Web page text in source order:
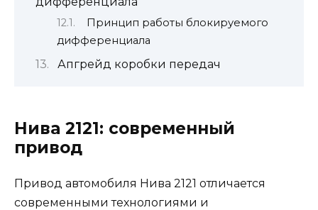
Принцип работы блокируемого
дифференциала
Апгрейд коробки передач
Нива 2121: современный
привод
Привод автомобиля Нива 2121 отличается
современными технологиями и